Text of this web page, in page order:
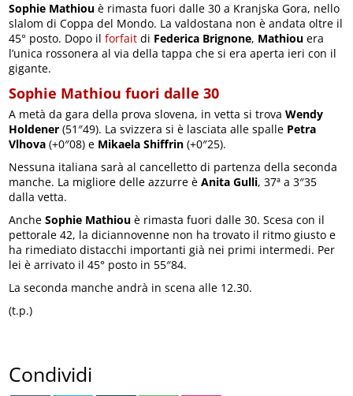
Sophie Mathiou è rimasta fuori dalle 30 a Kranjska Gora, nello
slalom di Coppa del Mondo. La valdostana non è andata oltre il
45° posto. Dopo ilforfait di Federica Brignone, Mathiou era
l’unica rossonera al via della tappa che si era aperta ieri con il
gigante.
Sophie Mathiou fuori dalle 30
A metà da gara della prova slovena, in vetta si trovaWendy
Holdener (51″49). La svizzera si è lasciata alle spalle Petra
Vlhova (+0″08) e Mikaela Shiffrin (+0″25).
Nessuna italiana sarà al cancelletto di partenza della seconda
manche. La migliore delle azzurre èAnita Gulli, 37ª a 3″35
dalla vetta.
AncheSophie Mathiou è rimasta fuori dalle 30. Scesa con il
pettorale 42, la diciannovenne non ha trovato il ritmo giusto e
ha rimediato distacchi importanti già nei primi intermedi. Per
lei è arrivato il 45° posto in 55″84.
La seconda manche andrà in scena alle 12.30.
(t.p.)
Condividi